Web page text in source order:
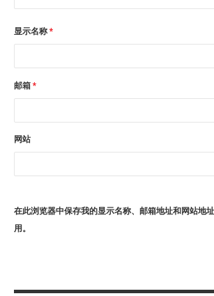
显示名称 *
邮箱 *
网站
在此浏览器中保存我的显示名称、邮箱地址和网站地
用。